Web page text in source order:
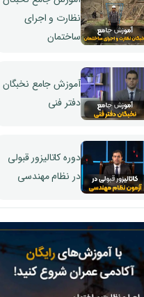
نظارت و اجرای
ساختمان
آموزش جامع نخبگان
دفتر فنی
دوره کاتالیزور قبولی
در نظام مهندسی